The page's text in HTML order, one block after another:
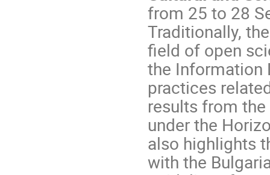
from 25 to 28
Traditionally,
field of open
the Information
practices
results from the
under the
also highlights
with the